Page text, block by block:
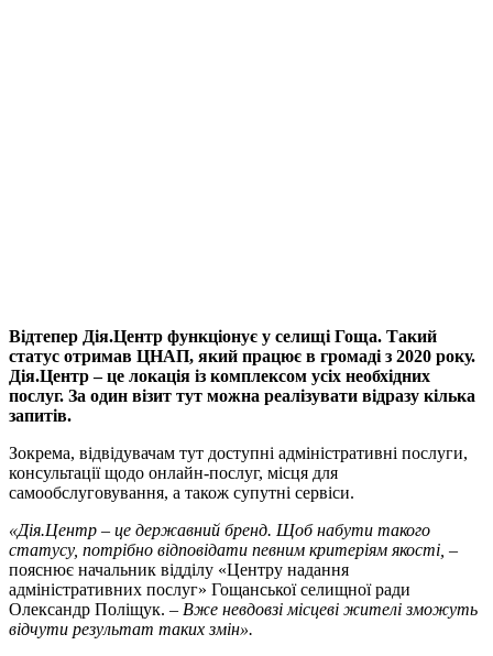
Відтепер Дія.Центр функціонує у селищі Гоща. Такий
статус отримав ЦНАП, який працює в громаді з 2020 року.
Дія.Центр – це локація із комплексом усіх необхідних
послуг. За один візит тут можна реалізувати відразу кілька
запитів.
Зокрема, відвідувачам тут доступні адміністративні послуги,
консультації щодо онлайн-послуг, місця для
самообслуговування, а також супутні сервіси.
«Дія.Центр – це державний бренд. Щоб набути такого
статусу, потрібно відповідати певним критеріям якості, –
пояснює начальник відділу «Центру надання
адміністративних послуг» Гощанської селищної ради
Олександр Поліщук. – Вже невдовзі місцеві жителі зможуть
відчути результат таких змін».